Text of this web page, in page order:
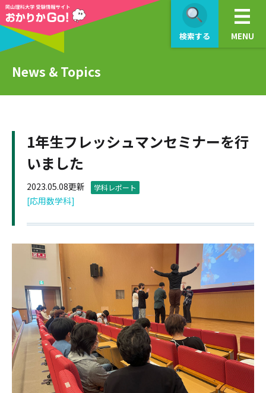
検索する MENU
News & Topics
1年生フレッシュマンセミナーを行
いました
2023.05.08更新 学科レポート
[応用数学科]